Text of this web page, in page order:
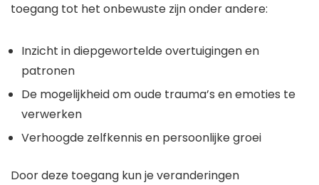
toegang tot het onbewuste zijn onder andere:
Inzicht in diepgewortelde overtuigingen en
patronen
De mogelijkheid om oude trauma’s en emoties te
verwerken
Verhoogde zelfkennis en persoonlijke groei
Door deze toegang kun je veranderingen